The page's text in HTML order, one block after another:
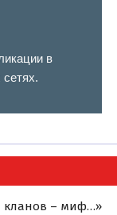
в
кланов – миф…»